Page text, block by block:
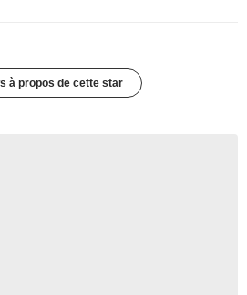
à propos de cette star